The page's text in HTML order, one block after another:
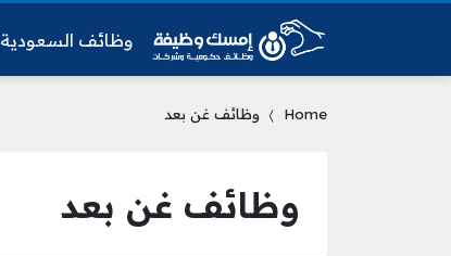
وظائف السعودية
Home وظائف غن بعد
وظائف غن بعد